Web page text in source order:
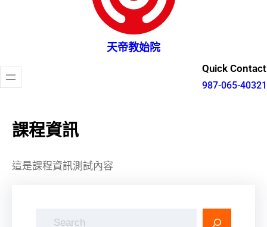
天帝教始院
Quick Contact
987-065-40321
課程資訊
這是課程資訊測試內容